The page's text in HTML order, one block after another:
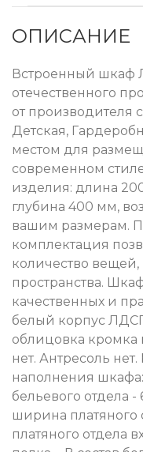
ОПИСАНИЕ
Встроенный шкаф
отечественного
от производителя
Детская,
местом для
современном
изделия: длина
глубина 400 мм,
вашим размерам.
комплектация
количество
пространства.
качественных и
белый корпус
облицовка кромка
нет. Антресоль
наполнения
бельевого отдела
ширина платяного
платяного отдела